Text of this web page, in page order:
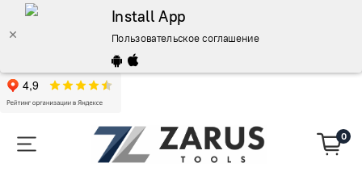
Install App
Пользовательское соглашение
0